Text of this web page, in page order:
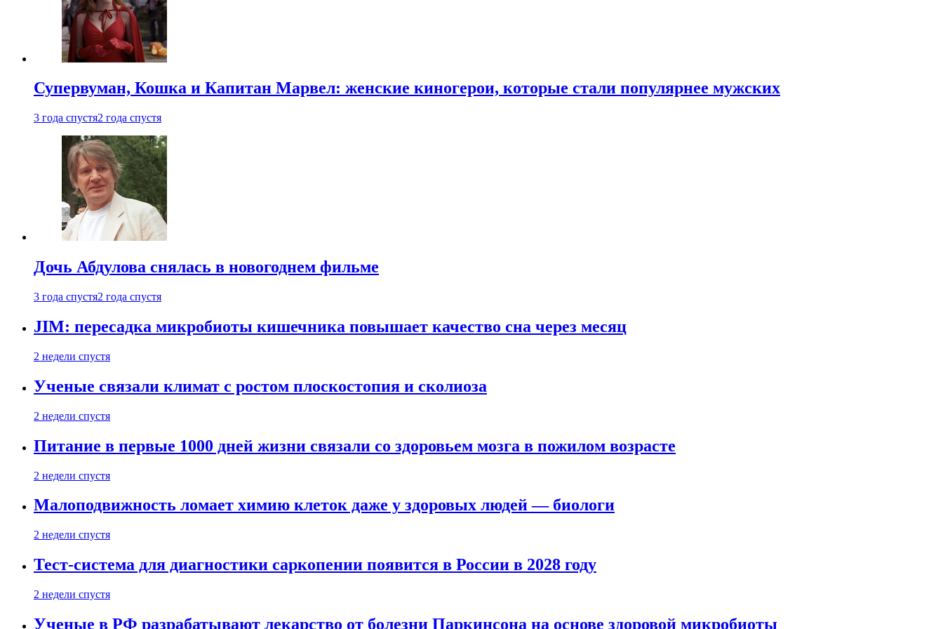
Супервуман, Кошка и Капитан Марвел: женские киногерои, которые стали популярнее мужских
3 года спустя2 года спустя
Дочь Абдулова снялась в новогоднем фильме
3 года спустя2 года спустя
JIM: пересадка микробиоты кишечника повышает качество сна через месяц
2 недели спустя
Ученые связали климат с ростом плоскостопия и сколиоза
2 недели спустя
Питание в первые 1000 дней жизни связали со здоровьем мозга в пожилом возрасте
2 недели спустя
Малоподвижность ломает химию клеток даже у здоровых людей — биологи
2 недели спустя
Тест-система для диагностики саркопении появится в России в 2028 году
2 недели спустя
Ученые в РФ разрабатывают лекарство от болезни Паркинсона на основе здоровой микробиоты